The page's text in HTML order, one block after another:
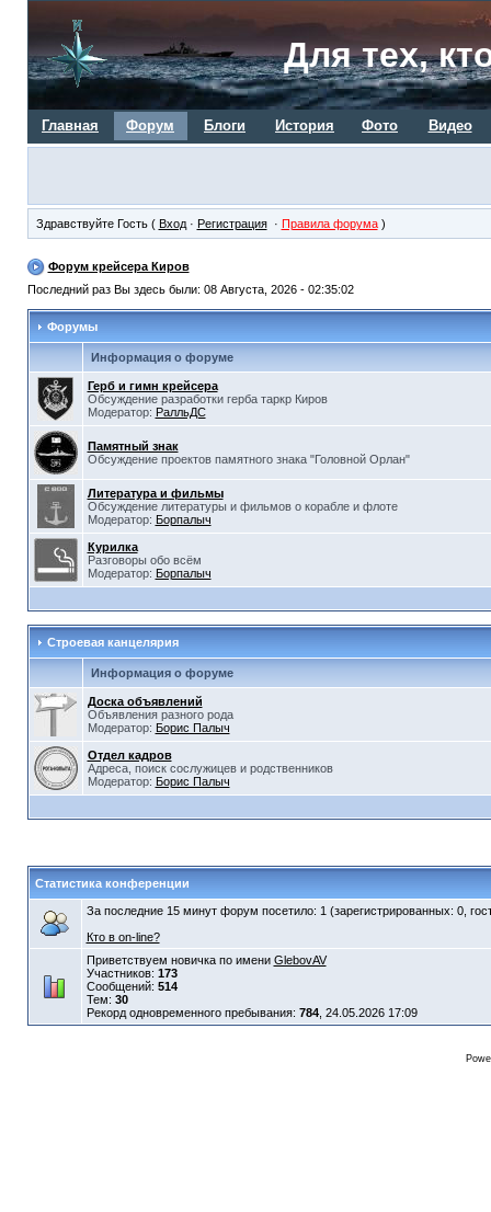
Для тех,
Главная Форум Блоги История Фото Видео
Здравствуйте Гость ( Вход· Регистрация· Правила форума)
Форум крейсера Киров
Последний раз Вы здесь были: 08 Августа, 2026 - 02:35:02
Форумы
Информация о форуме
Герб и гимн крейсера
Обсуждение разработки герба таркр Киров
Модератор: РалльДС
Памятный знак
Обсуждение проектов памятного знака "Головной Орлан"
Литература и фильмы
Обсуждение литературы и фильмов о корабле и флоте
Модератор: Борпалыч
Курилка
Разговоры обо всём
Модератор: Борпалыч
Строевая канцелярия
Информация о форуме
Доска объявлений
Объявления разного рода
Модератор: Борис Палыч
Отдел кадров
Адреса, поиск сослужицев и родственников
Модератор: Борис Палыч
Статистика конференции
За последние 15 минут форум посетило: 1 (зарегистрированных: 0,
Кто в on-line?
Приветствуем новичка по имени GlebovAV
Участников: 173
Сообщений: 514
Тем: 30
Рекорд одновременного пребывания: 784, 24.05.2026 17:09